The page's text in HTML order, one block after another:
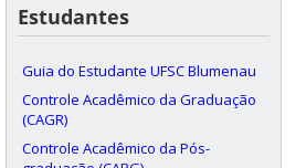
Estudantes
Guia do Estudante UFSC Blumenau
Controle Acadêmico da Graduação
(CAGR)
Controle Acadêmico da Pós-